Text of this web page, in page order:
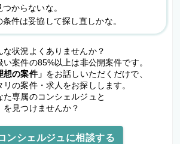
つからないな。
条件は妥協して探し直しかな。
な状況よくありませんか？
案件の85%以上は非公開案件です。
想の案件」 をお話しいただくだけで、
の案件・求人をお探しします。
た専属のコンシェルジュと
を見つけませんか？
ンシェルジュに相談する